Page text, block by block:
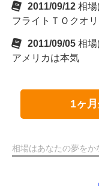
2011/09/12 相
フライトＴＯクオリ
2011/09/05 相
アメリカは本気
1ヶ
相場はあなたの夢をか